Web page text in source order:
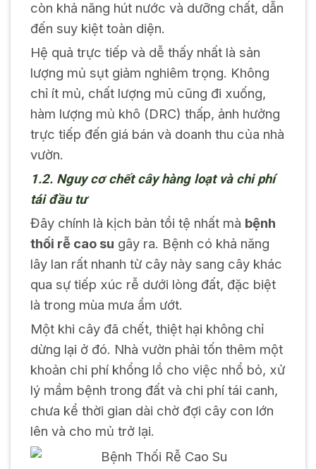
còn khả năng hút nước và dưỡng chất, dẫn
đến suy kiệt toàn diện.
Hệ quả trực tiếp và dễ thấy nhất là sản
lượng mủ sụt giảm nghiêm trọng. Không
chỉ ít mủ, chất lượng mủ cũng đi xuống,
hàm lượng mủ khô (DRC) thấp, ảnh hưởng
trực tiếp đến giá bán và doanh thu của nhà
vườn.
1.2. Nguy cơ chết cây hàng loạt và chi phí
tái đầu tư
Đây chính là kịch bản tồi tệ nhất mà bệnh
thối rễ cao su gây ra. Bệnh có khả năng
lây lan rất nhanh từ cây này sang cây khác
qua sự tiếp xúc rễ dưới lòng đất, đặc biệt
là trong mùa mưa ẩm ướt.
Một khi cây đã chết, thiệt hại không chỉ
dừng lại ở đó. Nhà vườn phải tốn thêm một
khoản chi phí khổng lồ cho việc nhổ bỏ, xử
lý mầm bệnh trong đất và chi phí tái canh,
chưa kể thời gian dài chờ đợi cây con lớn
lên và cho mủ trở lại.